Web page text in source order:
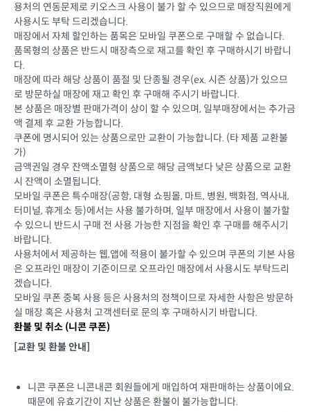
용처의 연동문제로 키오스크 사용이 불가 할 수 있으므로 매장직원에게
사용시도 부탁 드리겠습니다.
매장에서 자체 할인하는 품목은 모바일 쿠폰으로 구매할 수 없습니다.
품목형의 상품은 반드시 매장측으로 재고를 확인 후 구매하시기 바랍니
다.
매장에 따라 해당 상품이 품절 및 단종될 경우(ex. 시즌 상품)가 있으므
로 방문하실 매장에 재고 확인 후 구매해 주시기 바랍니다.
본 상품은 매장별 판매가격이 상이 할 수 있으며, 일부매장에서는 추가금
액 결제 후 교환 가능합니다.
쿠폰에 명시되어 있는 상품으로만 교환이 가능합니다. (타 제품 교환불
가)
금액권일 경우 잔액소멸형 상품으로 해당 금액보다 낮은 상품으로 교환
시 잔액이 소멸됩니다.
모바일 쿠폰은 특수매장(공항, 대형 쇼핑몰, 마트, 병원, 백화점, 역사내,
터미널, 휴게소 등)에서는 사용 불가하며, 일부 매장에서 사용이 불가할
수 있으니 반드시 구매 전 사용 가능한 지점을 확인 후 구매를 해주시기
바랍니다.
사용처에서 제공하는 웹,앱에 적용이 불가할 수 있으며 쿠폰의 기본 사용
은 오프라인 매장이 기준이므로 오프라인 매장에서 사용시도 부탁드리
겠습니다.
모바일 쿠폰 중복 사용 등은 사용처의 정책이므로 자세한 사항은 방문하
실 매장 혹은 사용처 고객센터로 문의 후 구매하시기 바랍니다.
환불 및 취소 (니콘 쿠폰)
[교환 및 환불 안내]
니콘 쿠폰은 니콘내콘 회원들에게 매입하여 재판매하는 상품이에요.
때문에 유효기간이 지난 상품은 환불이 불가능합니다.